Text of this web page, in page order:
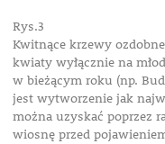
Rys.3
Kwitnące krzewy
kwiaty wyłącznie na
w bieżącym roku (np.
jest wytworzenie jak
można uzyskać poprzez
wiosnę przed